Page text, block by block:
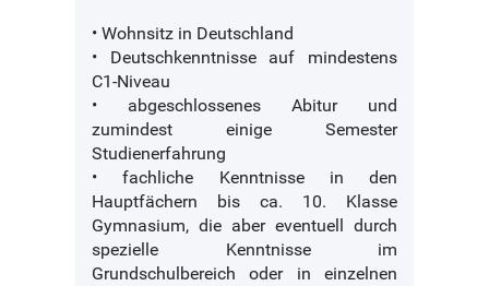
• Wohnsitz in Deutschland
• Deutschkenntnisse auf mindestens
C1-Niveau
• abgeschlossenes Abitur und
zumindest einige Semester
Studienerfahrung
• fachliche Kenntnisse in den
Hauptfächern bis ca. 10. Klasse
Gymnasium, die aber eventuell durch
spezielle Kenntnisse im
Grundschulbereich oder in einzelnen